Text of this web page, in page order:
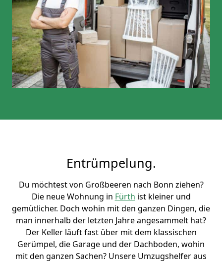
Entrümpelung.
Du möchtest von Großbeeren nach Bonn ziehen?
Die neue Wohnung in Fürth ist kleiner und
gemütlicher. Doch wohin mit den ganzen Dingen, die
man innerhalb der letzten Jahre angesammelt hat?
Der Keller läuft fast über mit dem klassischen
Gerümpel, die Garage und der Dachboden, wohin
mit den ganzen Sachen? Unsere Umzugshelfer aus